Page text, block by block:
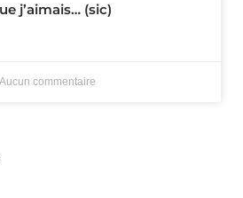
j’aimais… (sic)
Aucun commentaire